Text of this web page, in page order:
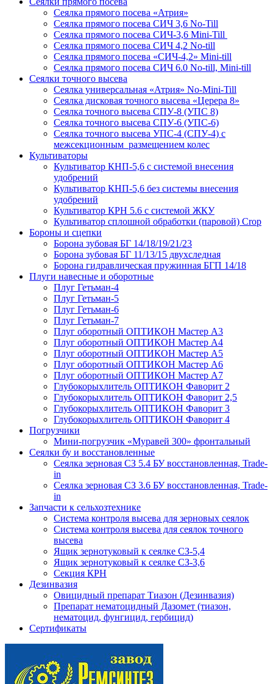
Сеялка прямого посева «Атрия»
Сеялка прямого посева СИЧ 3,6 No-Till
Сеялка прямого посева СИЧ-3,6 Mini-Till
Сеялка прямого посева СИЧ 4,2 No-till
Сеялка прямого посева «СИЧ-4,2» Mini-till
Сеялка прямого посева СИЧ 6.0 No-till, Mini-till
Сеялки точного высева
Сеялка универсальная «Атрия» No-Mini-Till
Сеялка дисковая точного высева «Церера 8»
Сеялка точного высева СПУ-8 (УПС 8)
Сеялка точного высева СПУ-6 (УПС-6)
Сеялка точного высева УПС-4 (СПУ-4) с
межсекционным размещением колес
Культиваторы
Культиватор КНП-5,6 с системой внесения
удобрений
Культиватор КНП-5,6 без системы внесения
удобрений
Культиватор КРН 5.6 с системой ЖКУ
Культиватор сплошной обработки (паровой) Crop
Бороны и сцепки
Борона зубовая БГ 14/18/19/21/23
Борона зубовая БГ 11/13/15 двухследная
Борона гидравлическая пружинная БГП 14/18
Плуги навесные и оборотные
Плуг Гетьман-4
Плуг Гетьман-5
Плуг Гетьман-6
Плуг Гетьман-7
Плуг оборотный ОПТИКОН Мастер А3
Плуг оборотный ОПТИКОН Мастер А4
Плуг оборотный ОПТИКОН Мастер А5
Плуг оборотный ОПТИКОН Мастер А6
Плуг оборотный ОПТИКОН Мастер А7
Глубокорыхлитель ОПТИКОН Фаворит 2
Глубокорыхлитель ОПТИКОН Фаворит 2,5
Глубокорыхлитель ОПТИКОН Фаворит 3
Глубокорыхлитель ОПТИКОН Фаворит 4
Погрузчики
Мини-погрузчик «Муравей 300» фронтальный
Сеялки бу и восстановленные
Сеялка зерновая СЗ 5.4 БУ восстановленная, Trade-
in
Сеялка зерновая СЗ 3.6 БУ восстановленная, Trade-
in
Запчасти к сельхозтехнике
Система контроля высева для зерновых сеялок
Система контроля высева для сеялок точного
высева
Ящик зернотуковый к сеялке СЗ-5,4
Ящик зернотуковый к сеялке СЗ-3,6
Секция КРН
Дезинвазия
Овицидный препарат Тиазон (Дезинвазия)
Препарат нематоцидный Дазомет (тиазон,
нематоцид, фунгицид, гербицид)
Сертификаты